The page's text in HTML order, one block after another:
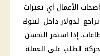
الأعمال أي تغيرات
تراجع الدولارداخل البنوك
إذا استمر التحسن
الطلب على العملة